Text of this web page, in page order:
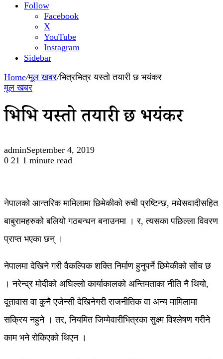
Follow
Facebook
X
YouTube
Instagram
Sidebar
Home/मूल खबर/भित्रभित्र यस्तो तयारी छ भयंकर
मूल खबर
भित्रभित्र यस्तो तयारी छ भयंकर
adminSeptember 4, 2019
0 21 1 minute read
नेपालको आन्तरिक मामिलामा छिमेकीको रुची प्रष्टिन्छ, मधेसवादीसहित
बाबुरामहरुको बलियो गठबन्धन बनाउनमा । र, त्यसका पछिल्ला विवरण
प्राप्त भएका छन् ।
नेपालमा देखिने गरी वैकल्पिक शक्ति निर्माण हुनुपर्ने छिमेकीको सोंच छ
। नरेन्द्र मोदीको अघिल्लो कार्याकालको अन्तिमताका नीति नै थियो,
दूतावास वा कुनै एजेन्सी देखिनेगरी राजनीतिक वा अन्य मामिलामा
सक्रिय नहुने । तर, नियमित जिम्मेवारीभित्रका सुक्ष्म विश्लेषण गरीने
काम भने रोकिएको थिएन ।